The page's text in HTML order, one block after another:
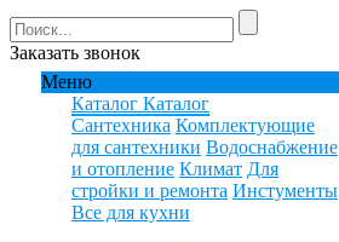
Заказать звонок
Меню
Каталог Каталог
Сантехника Комплектующие
для сантехники Водоснабжение
и отопление Климат Для
стройки и ремонта Инстументы
Все для кухни